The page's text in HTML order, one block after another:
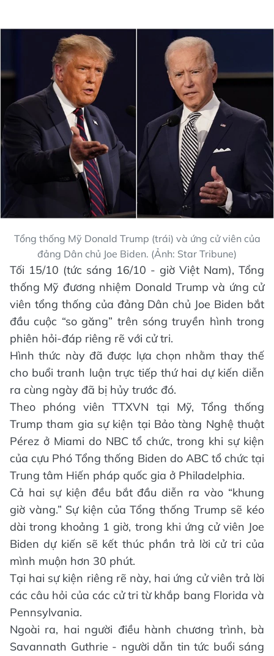
Tổng thống Mỹ Donald Trump (trái) và ứng cử viên của
đảng Dân chủ Joe Biden. (Ảnh: Star Tribune)
Tối 15/10 (tức sáng 16/10 - giờ Việt Nam), Tổng
thống Mỹ đương nhiệm Donald Trump và ứng cử
viên tổng thống của đảng Dân chủ Joe Biden bắt
đầu cuộc “so găng” trên sóng truyền hình trong
phiên hỏi-đáp riêng rẽ với cử tri.
Hình thức này đã được lựa chọn nhằm thay thế
cho buổi tranh luận trực tiếp thứ hai dự kiến diễn
ra cùng ngày đã bị hủy trước đó.
Theo phóng viên TTXVN tại Mỹ, Tổng thống
Trump tham gia sự kiện tại Bảo tàng Nghệ thuật
Pérez ở Miami do NBC tổ chức, trong khi sự kiện
của cựu Phó Tổng thống Biden do ABC tổ chức tại
Trung tâm Hiến pháp quốc gia ở Philadelphia.
Cả hai sự kiện đều bắt đầu diễn ra vào “khung
giờ vàng.” Sự kiện của Tổng thống Trump sẽ kéo
dài trong khoảng 1 giờ, trong khi ứng cử viên Joe
Biden dự kiến sẽ kết thúc phần trả lời cử tri của
mình muộn hơn 30 phút.
Tại hai sự kiện riêng rẽ này, hai ứng cử viên trả lời
các câu hỏi của các cử tri từ khắp bang Florida và
Pennsylvania.
Ngoài ra, hai người điều hành chương trình, bà
Savannath Guthrie - người dẫn tin tức buổi sáng